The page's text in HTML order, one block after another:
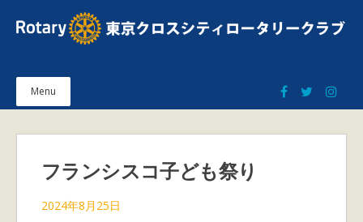
Menu
フランシスコ子ども祭り
2024年8月25日